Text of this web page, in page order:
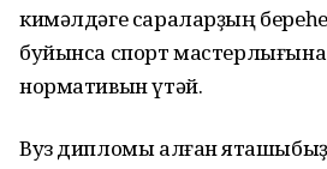
кимәлдәге сараларҙың
буйынса спорт
нормативын үтәй.
Вуз дипломы алған